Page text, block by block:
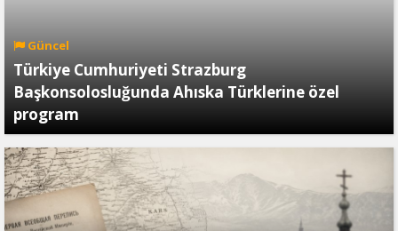
Güncel
Türkiye Cumhuriyeti Strazburg
Başkonsolosluğunda Ahıska Türklerine özel
program